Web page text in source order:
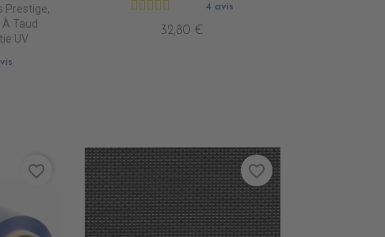
Prestige,
Taud
UV
4 avis
32,80 €
favorite_border favorite_border